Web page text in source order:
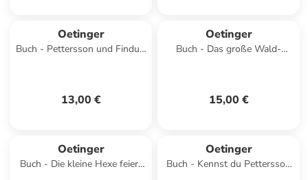
Oetinger
Buch - Pettersson und Findus.
13,00 €
Oetinger
Buch - Das große Wald-
15,00 €
Oetinger
Buch - Die kleine Hexe feiert
Oetinger
Buch - Kennst du Pettersson